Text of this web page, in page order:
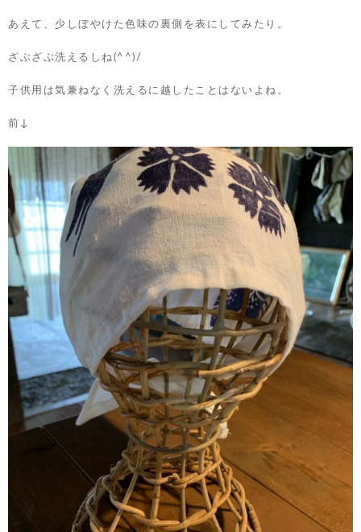
あえて、少しぼやけた色味の裏側を表にしてみたり。
ざぶざぶ洗えるしね(^^)/
子供用は気兼ねなく洗えるに越したことはないよね。
前↓